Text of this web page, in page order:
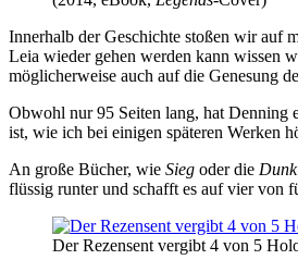
Innerhalb der Geschichte stoßen wir auf
Leia wieder gehen werden kann wissen
möglicherweise auch auf die Genesung
Obwohl nur 95 Seiten lang, hat Denning
ist, wie ich bei einigen späteren Werken
An große Bücher, wie Sieg oder die
flüssig runter und schafft es auf vier von
Der Rezensent vergibt 4 von 5